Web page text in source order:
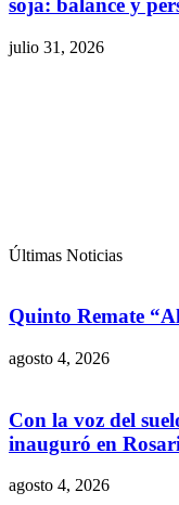
soja: balance y
julio 31, 2026
Últimas Noticias
Quinto Remate
agosto 4, 2026
Con la voz del
inauguró en
agosto 4, 2026